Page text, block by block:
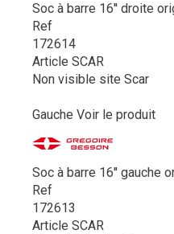
Soc à barre 16'' droite
Ref
172614
Article SCAR
Non visible site Scar
Gauche Voir le produit
Soc à barre 16'' gauche
Ref
172613
Article SCAR